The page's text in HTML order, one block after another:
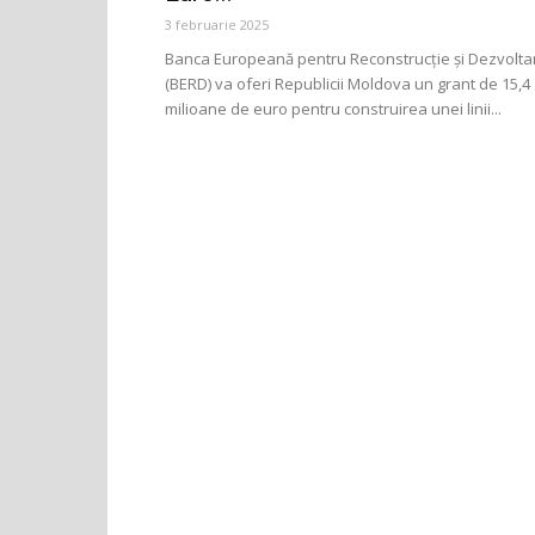
3 februarie 2025
Banca Europeană pentru Reconstrucție și
(BERD) va oferi Republicii Moldova un grant de 15,4
milioane de euro pentru construirea unei linii...